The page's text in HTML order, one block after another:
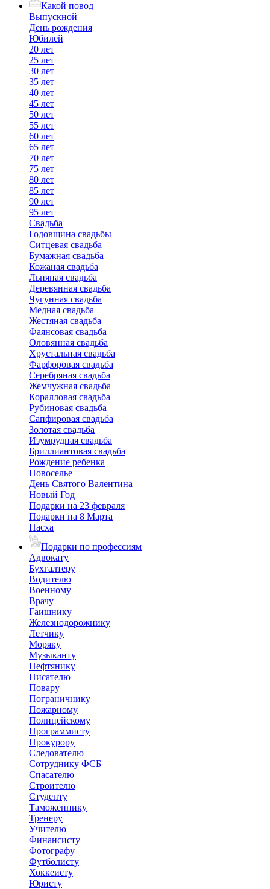
Какой повод
Выпускной
День рождения
Юбилей
20 лет
25 лет
30 лет
35 лет
40 лет
45 лет
50 лет
55 лет
60 лет
65 лет
70 лет
75 лет
80 лет
85 лет
90 лет
95 лет
Свадьба
Годовщина свадьбы
Ситцевая свадьба
Бумажная свадьба
Кожаная свадьба
Льняная свадьба
Деревянная свадьба
Чугунная свадьба
Медная свадьба
Жестяная свадьба
Фаянсовая свадьба
Оловянная свадьба
Хрустальная свадьба
Фарфоровая свадьба
Серебряная свадьба
Жемчужная свадьба
Коралловая свадьба
Рубиновая свадьба
Сапфировая свадьба
Золотая свадьба
Изумрудная свадьба
Бриллиантовая свадьба
Рождение ребенка
Новоселье
День Святого Валентина
Новый Год
Подарки на 23 февраля
Подарки на 8 Марта
Пасха
Подарки по профессиям
Адвокату
Бухгалтеру
Водителю
Военному
Врачу
Гаишнику
Железнодорожнику
Летчику
Моряку
Музыканту
Нефтянику
Писателю
Повару
Пограничнику
Пожарному
Полицейскому
Программисту
Прокурору
Следователю
Сотруднику ФСБ
Спасателю
Строителю
Студенту
Таможеннику
Тренеру
Учителю
Финансисту
Фотографу
Футболисту
Хоккеисту
Юристу